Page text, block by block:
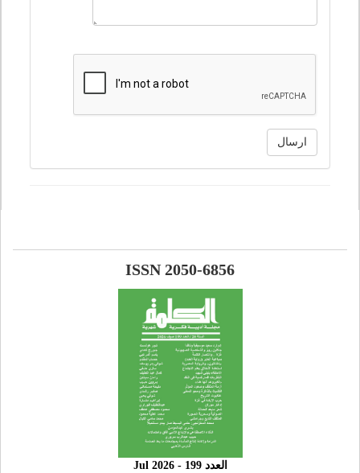
ارسال
ISSN 2050-6856
العدد 199 - 2026 Jul